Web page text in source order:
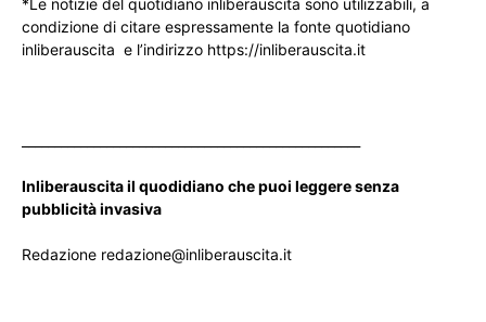
*Le notizie del quotidiano inliberauscita sono utilizzabili, a
condizione di citare espressamente la fonte quotidiano
inliberauscita e l’indirizzo https://inliberauscita.it
Inliberauscita il quodidiano che puoi leggere senza
pubblicità invasiva
Redazione redazione@inliberauscita.it